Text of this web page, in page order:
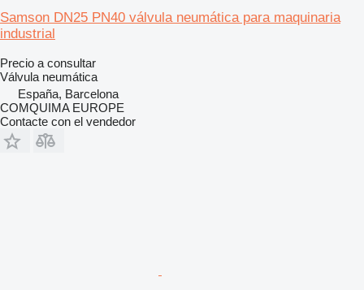
Samson DN25 PN40 válvula neumática para maquinaria
industrial
Precio a consultar
Válvula neumática
España, Barcelona
COMQUIMA EUROPE
Contacte con el vendedor